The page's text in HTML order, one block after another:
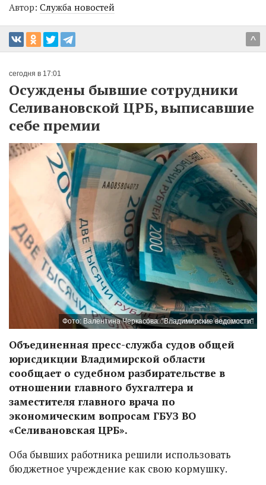
Автор: Служба новостей
^
сегодня в 17:01
Осуждены бывшие сотрудники
Селивановской ЦРБ, выписавшие
себе премии
Фото: Валентина Черкасова. "Владимирские ведомости"
Объединенная пресс-служба судов общей
юрисдикции Владимирской области
сообщает о судебном разбирательстве в
отношении главного бухгалтера и
заместителя главного врача по
экономическим вопросам ГБУЗ ВО
«Селивановская ЦРБ».
Оба бывших работника решили использовать
бюджетное учреждение как свою кормушку.